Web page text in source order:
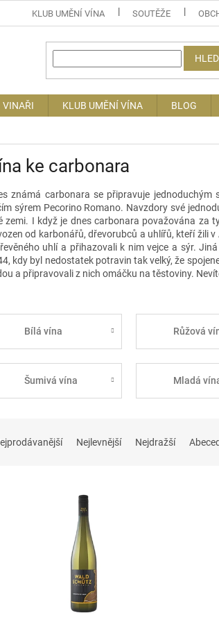
KLUB UMĚNÍ VÍNA SOUTĚŽE
VINAŘI KLUB UMĚNÍ VÍNA BLOG
ke carbonara
známá carbonara se připravuje
sýrem Pecorino Romano. Navzdory své
zemi. I když je dnes carbonara považována za
od karbonářů, dřevorubců a uhlířů, kteří žili
uhlí a přihazovali k nim vejce a sýr.
kdy byl nedostatek potravin tak velký, že
a připravovali z nich omáčku na těstoviny.
Bílá vína Růžová
Šumivá vína Mladá
Nejlevnější Nejdražší